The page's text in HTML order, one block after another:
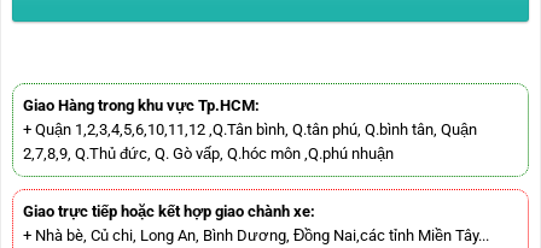
Giao Hàng trong khu vực Tp.HCM:
+ Quận 1,2,3,4,5,6,10,11,12 ,Q.Tân bình, Q.tân phú, Q.bình tân, Quận
2,7,8,9, Q.Thủ đức, Q. Gò vấp, Q.hóc môn ,Q.phú nhuận
Giao trực tiếp hoặc kết hợp giao chành xe:
+ Nhà bè, Củ chi, Long An, Bình Dương, Đồng Nai,các tỉnh Miền Tây...